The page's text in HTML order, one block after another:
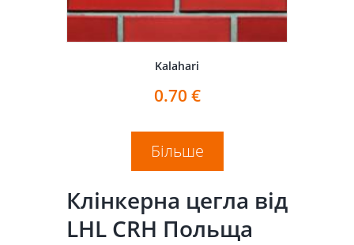
Kalahari
0.70 €
Більше
Клінкерна цегла від
LHL CRH Польща